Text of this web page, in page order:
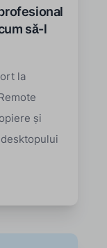
să-l
la
și